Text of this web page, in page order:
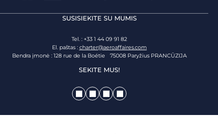
SUSISIEKITE SU MUMIS
Tel. : +33 1 44 09 91 82
El. paštas : charter@aeroaffaires.com
Bendra įmonė : 128 rue de la Boétie 75008 Paryžius PRANCŪZIJA
SEKITE MUS!